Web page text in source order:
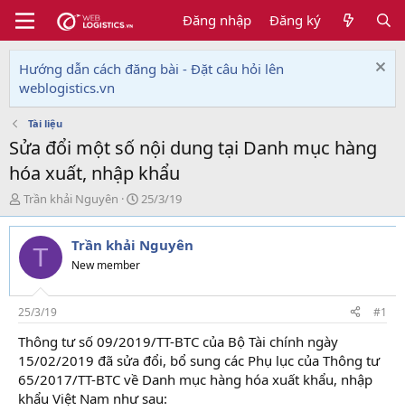
Đăng nhập Đăng ký
Hướng dẫn cách đăng bài - Đặt câu hỏi lên
weblogistics.vn
Tài liệu
Sửa đổi một số nội dung tại Danh mục hàng
hóa xuất, nhập khẩu
T
h
r
e
d
s
t
a
r
t
e
r
Trần khải Nguyên
N
g
à
y
i
25/3/19
T Trần khải Nguyên
New member
25/3/19 #1
Thông tư số 09/2019/TT-BTC của Bộ Tài chính ngày
15/02/2019 đã sửa đổi, bổ sung các Phụ lục của Thông tư
65/2017/TT-BTC về Danh mục hàng hóa xuất khẩu, nhập
khẩu Việt Nam như sau: